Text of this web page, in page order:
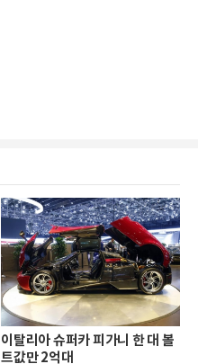
이탈리아 슈퍼카 피가니 한 대 볼
트값만 2억대